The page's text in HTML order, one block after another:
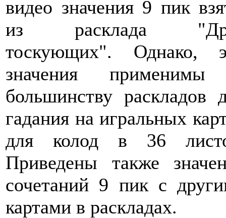
видео значения 9 пик
из расклада
тоскующих". Однако,
значения
большинству раскладов
гадания на игральных
для колод в 36
Приведены также
сочетаний 9 пик с
картами в раскладах.